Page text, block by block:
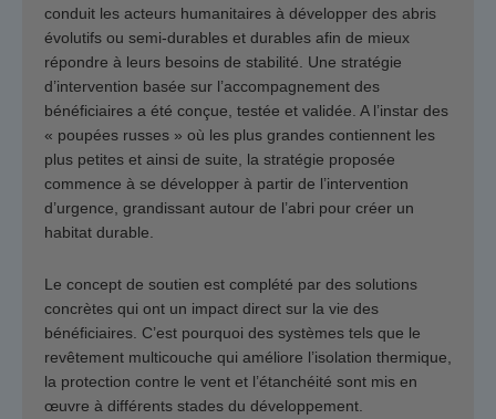
conduit les acteurs humanitaires à développer des abris
évolutifs ou semi-durables et durables afin de mieux
répondre à leurs besoins de stabilité. Une stratégie
d’intervention basée sur l’accompagnement des
bénéficiaires a été conçue, testée et validée. A l’instar des
« poupées russes » où les plus grandes contiennent les
plus petites et ainsi de suite, la stratégie proposée
commence à se développer à partir de l’intervention
d’urgence, grandissant autour de l’abri pour créer un
habitat durable.
Le concept de soutien est complété par des solutions
concrètes qui ont un impact direct sur la vie des
bénéficiaires. C’est pourquoi des systèmes tels que le
revêtement multicouche qui améliore l’isolation thermique,
la protection contre le vent et l’étanchéité sont mis en
œuvre à différents stades du développement.